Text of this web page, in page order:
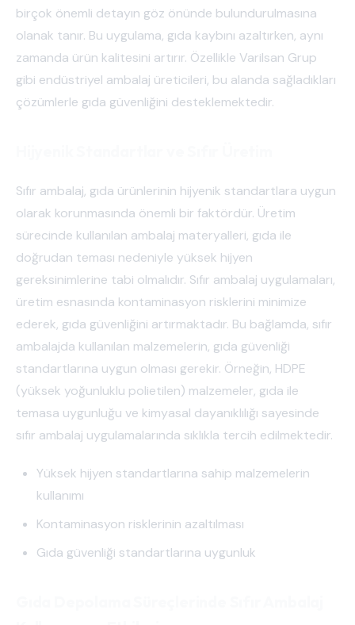
birçok önemli detayın göz önünde bulundurulmasına
olanak tanır. Bu uygulama, gıda kaybını azaltırken, aynı
zamanda ürün kalitesini artırır. Özellikle Varilsan Grup
gibi endüstriyel ambalaj üreticileri, bu alanda sağladıkları
çözümlerle gıda güvenliğini desteklemektedir.
Sıfır ambalaj, gıda ürünlerinin hijyenik standartlara uygun
olarak korunmasında önemli bir faktördür. Üretim
sürecinde kullanılan ambalaj materyalleri, gıda ile
doğrudan teması nedeniyle yüksek hijyen
gereksinimlerine tabi olmalıdır. Sıfır ambalaj uygulamaları,
üretim esnasında kontaminasyon risklerini minimize
ederek, gıda güvenliğini artırmaktadır. Bu bağlamda, sıfır
ambalajda kullanılan malzemelerin, gıda güvenliği
standartlarına uygun olması gerekir. Örneğin, HDPE
(yüksek yoğunluklu polietilen) malzemeler, gıda ile
temasa uygunluğu ve kimyasal dayanıklılığı sayesinde
sıfır ambalaj uygulamalarında sıklıkla tercih edilmektedir.
Yüksek hijyen standartlarına sahip malzemelerin
kullanımı
Kontaminasyon risklerinin azaltılması
Gıda güvenliği standartlarına uygunluk